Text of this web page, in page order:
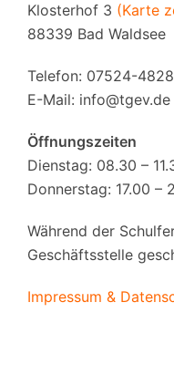
Klosterhof 3 (Karte
88339 Bad Waldsee
Telefon: 07524-
E-Mail: info@tgev.de
Öffnungszeiten
Dienstag: 08.30 –
Donnerstag: 17.00 –
Während der
Geschäftsstelle
Impressum &